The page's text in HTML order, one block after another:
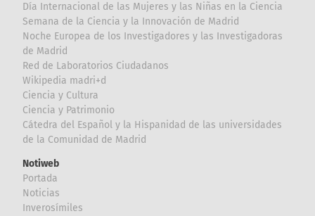
Día Internacional de las Mujeres y las Niñas en la Ciencia
Semana de la Ciencia y la Innovación de Madrid
Noche Europea de los Investigadores y las Investigadoras
de Madrid
Red de Laboratorios Ciudadanos
Wikipedia madri+d
Ciencia y Cultura
Ciencia y Patrimonio
Cátedra del Español y la Hispanidad de las universidades
de la Comunidad de Madrid
Notiweb
Portada
Noticias
Inverosímiles